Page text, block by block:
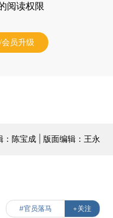
阅读权限
员升级
：陈宝成 | 版面编辑：王永
#官员落马 +关注